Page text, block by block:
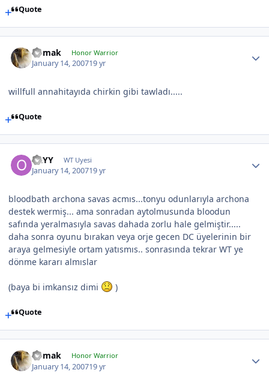
Quote
nomak Honor Warrior
January 14, 200719 yr
willfull annahitayıda chirkin gibi tawladı.....
Quote
OzYY WT Uyesi
January 14, 200719 yr
bloodbath archona savas acmıs...tonyu odunlarıyla archona
destek wermiş... ama sonradan aytolmusunda bloodun
safında yeralmasıyla savas dahada zorlu hale gelmiştir.....
daha sonra oyunu bırakan veya orje gecen DC üyelerinin bir
araya gelmesiyle ortam yatısmıs.. sonrasında tekrar WT ye
dönme kararı almıslar
(baya bi imkansız dimi )
Quote
nomak Honor Warrior
January 14, 200719 yr